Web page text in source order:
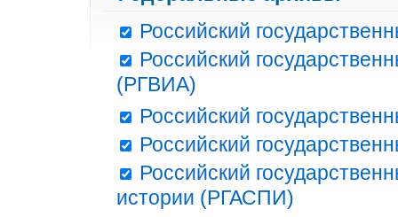
Российский
Российский
(РГВИА)
Российский
Российский
Российский
истории (РГАСПИ)